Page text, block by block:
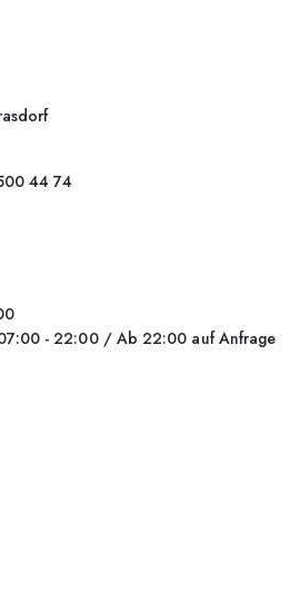
44 74
- 22:00 / Ab 22:00 auf Anfrage